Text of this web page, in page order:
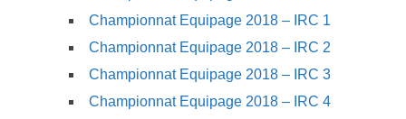
Championnat Equipage 2018 – IRC 1
Championnat Equipage 2018 – IRC 2
Championnat Equipage 2018 – IRC 3
Championnat Equipage 2018 – IRC 4